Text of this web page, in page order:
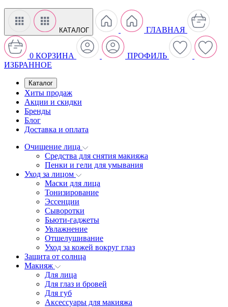
КАТАЛОГ ГЛАВНАЯ
0 КОРЗИНА
ПРОФИЛЬ
ИЗБРАННОЕ
Каталог
Хиты продаж
Акции и скидки
Бренды
Блог
Доставка и оплата
Очищение лица
Средства для снятия макияжа
Пенки и гели для умывания
Уход за лицом
Маски для лица
Тонизирование
Эссенции
Сыворотки
Бьюти-гаджеты
Увлажнение
Отшелушивание
Уход за кожей вокруг глаз
Защита от солнца
Макияж
Для лица
Для глаз и бровей
Для губ
Аксессуары для макияжа